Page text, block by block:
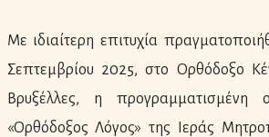
Με ιδιαίτερη επιτυχία
Σεπτεμβρίου 2025, στο Ορθόδοξο
Βρυξέλλες, η προγραμματισμένη
«Ορθόδοξος Λόγος» της Ιεράς